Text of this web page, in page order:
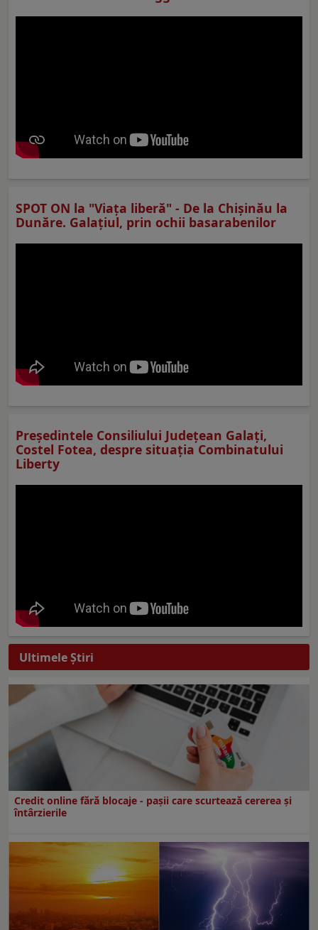
SPOT ON la "Viaţa liberă" - De la Chișinău la
Dunăre. Galațiul, prin ochii basarabenilor
Preşedintele Consiliului Judeţean Galaţi,
Costel Fotea, despre situaţia Combinatului
Liberty
Ultimele Ştiri
Credit online fără blocaje - pașii care scurtează cererea și
întârzierile